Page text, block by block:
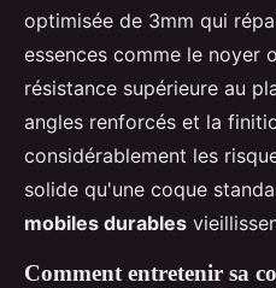
optimisée de 3mm qui
essences comme le noyer
résistance supérieure au
angles renforcés et la
considérablement les
solide qu'une coque
mobiles durables
Comment entretenir sa